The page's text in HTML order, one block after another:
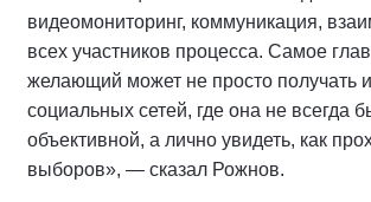
видеомониторинг, коммуникация,
всех участников процесса. Самое
желающий может не просто получать
социальных сетей, где она не всегда
объективной, а лично увидеть, как
выборов», — сказал Рожнов.